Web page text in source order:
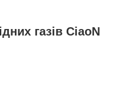
газів CiaoN